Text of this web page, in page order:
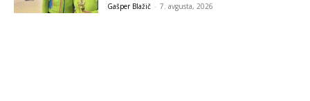
Gašper Blažič - 7. avgusta, 2026